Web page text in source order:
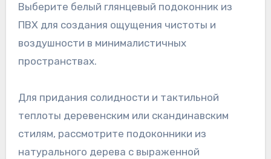
Выберите белый глянцевый подоконник из
ПВХ для создания ощущения чистоты и
воздушности в минималистичных
пространствах.
Для придания солидности и тактильной
теплоты деревенским или скандинавским
стилям, рассмотрите подоконники из
натурального дерева с выраженной